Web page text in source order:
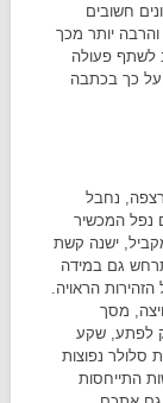
חשובים
יותר מכך
לשתף פעולה
על כך בכתבה
נחבל
נפל המכשיר
ישנה קשת
גם במידה
הראויה.
מסך
לפתע, שקע
סלולר נפוצות
התייחסות